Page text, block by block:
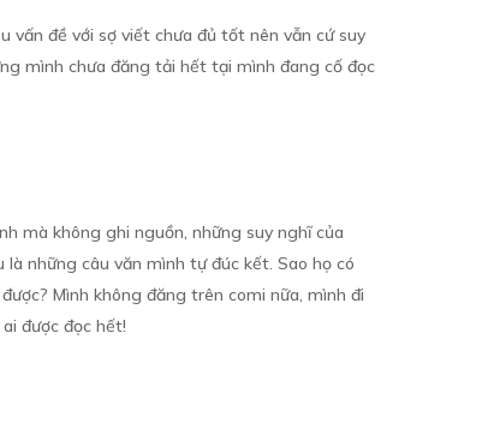
ỨNG CÁNH BƯỚM (1)
ỨNG CÁNH BƯỚM (2)
Free
vấn đề với sợ viết chưa đủ tốt nên vẫn cứ suy
mình chưa đăng tải hết tại mình đang cố đọc
mà không ghi nguồn, những suy nghĩ của
những câu văn mình tự đúc kết. Sao họ có
Mình không đăng trên comi nữa, mình đi
được đọc hết!